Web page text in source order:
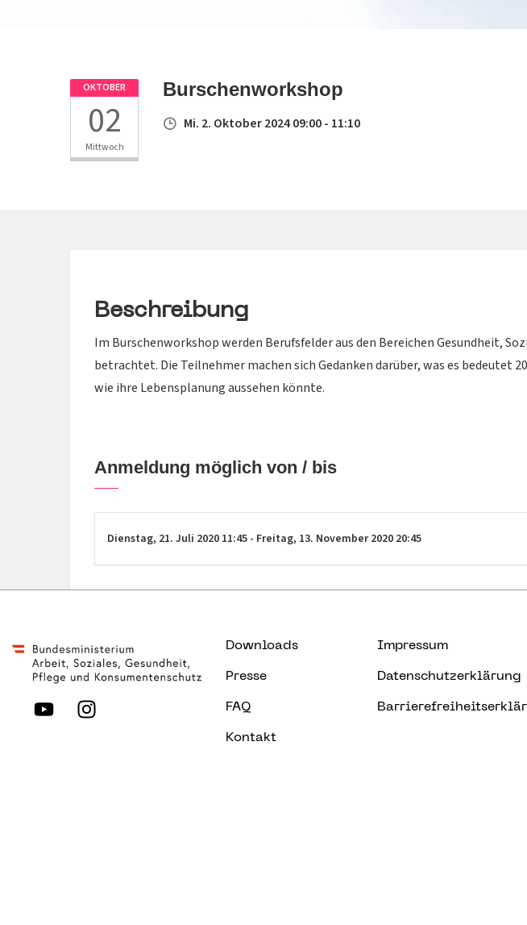
OKTOBER
02
Mittwoch
Burschenworkshop
Mi. 2. Oktober 2024 09:00 - 11:10
Beschreibung
Im Burschenworkshop werden Berufsfelder aus den Bereichen Gesundheit,
betrachtet. Die Teilnehmer machen sich Gedanken darüber, was es bedeutet
wie ihre Lebensplanung aussehen könnte.
Anmeldung möglich von / bis
Dienstag, 21. Juli 2020 11:45 - Freitag, 13. November 2020 20:45
Downloads
Presse
FAQ
Kontakt
Impressum
Datenschutzerklärung